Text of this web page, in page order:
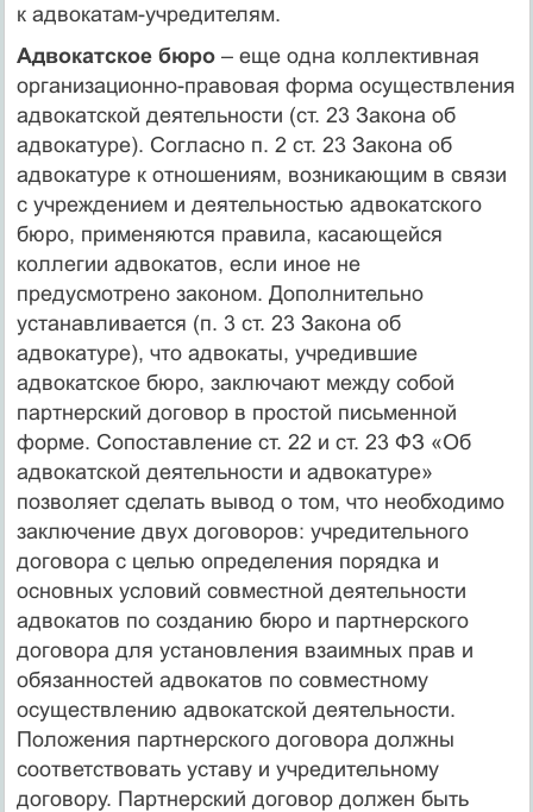
к адвокатам-учредителям.
Адвокатское бюро– еще одна коллективная
организационно-правовая форма осуществления
адвокатской деятельности (ст. 23 Закона об
адвокатуре). Согласно п. 2 ст. 23 Закона об
адвокатуре к отношениям, возникающим в связи
с учреждением и деятельностью адвокатского
бюро, применяются правила, касающейся
коллегии адвокатов, если иное не
предусмотрено законом. Дополнительно
устанавливается (п. 3 ст. 23 Закона об
адвокатуре), что адвокаты, учредившие
адвокатское бюро, заключают между собой
партнерский договор в простой письменной
форме. Сопоставление ст. 22 и ст. 23 ФЗ «Об
адвокатской деятельности и адвокатуре»
позволяет сделать вывод о том, что необходимо
заключение двух договоров: учредительного
договора с целью определения порядка и
основных условий совместной деятельности
адвокатов по созданию бюро и партнерского
договора для установления взаимных прав и
обязанностей адвокатов по совместному
осуществлению адвокатской деятельности.
Положения партнерского договора должны
соответствовать уставу и учредительному
договору. Партнерский договор должен быть